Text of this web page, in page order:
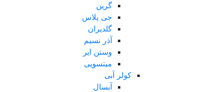
گرین
جی پلاس
گلدیران
آذر نسیم
وستن ایر
میتسویی
کولر آبی
آبسال